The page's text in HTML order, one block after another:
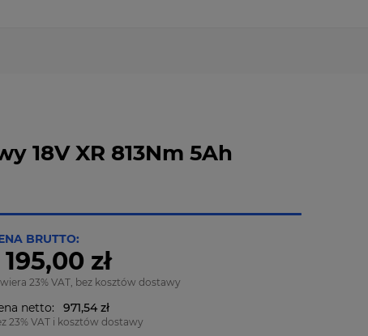
18V XR 813Nm 5Ah
BRUTTO:
195,00 zł
23% VAT, bez kosztów dostawy
netto: 971,54 zł
23% VAT i kosztów dostawy